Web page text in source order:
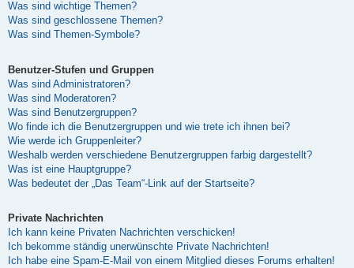
Was sind wichtige Themen?
Was sind geschlossene Themen?
Was sind Themen-Symbole?
Benutzer-Stufen und Gruppen
Was sind Administratoren?
Was sind Moderatoren?
Was sind Benutzergruppen?
Wo finde ich die Benutzergruppen und wie trete ich ihnen bei?
Wie werde ich Gruppenleiter?
Weshalb werden verschiedene Benutzergruppen farbig dargestellt?
Was ist eine Hauptgruppe?
Was bedeutet der „Das Team“-Link auf der Startseite?
Private Nachrichten
Ich kann keine Privaten Nachrichten verschicken!
Ich bekomme ständig unerwünschte Private Nachrichten!
Ich habe eine Spam-E-Mail von einem Mitglied dieses Forums erhalten!